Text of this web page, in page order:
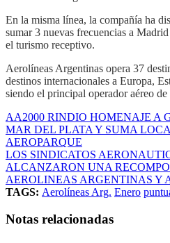
En la misma línea, la compañía ha
sumar 3 nuevas frecuencias a
el turismo receptivo.
Aerolíneas Argentinas opera 37
destinos internacionales a Europa,
siendo el principal operador aéreo
AA2000 RINDIO HOMENAJE A
MAR DEL PLATA Y SUMA
AEROPARQUE
LOS SINDICATOS
ALCANZARON UNA
AEROLINEAS ARGENTINAS Y
TAGS: Aerolíneas Arg. Enero
Notas relacionadas